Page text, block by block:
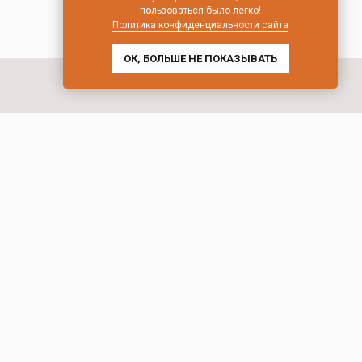
пользоваться было легко!
Политика конфиденциальности сайта
ОК, БОЛЬШЕ НЕ ПОКАЗЫВАТЬ